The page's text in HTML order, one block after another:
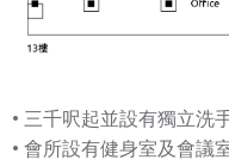
三千呎起並設有獨立洗
會所設有健身室及會議